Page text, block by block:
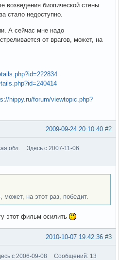
возведения биопической стены
стало недоступно.
А сейчас мне надо
от врагов, может, на
hippy.ru/forum/viewtopic.php?
#2
2009-09-24 20:10:40
обл.
Здесь с 2007-11-06
может, на этот раз, победит.
этот фильм осилить
#3
2010-10-07 19:42:36
с 2006-09-08 Сообщений: 13